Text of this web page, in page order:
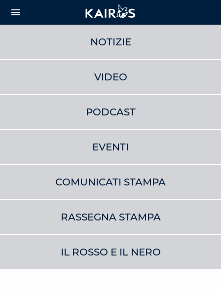
CONTENT
menu
NOTIZIE
VIDEO
PODCAST
EVENTI
COMUNICATI STAMPA
RASSEGNA STAMPA
IL ROSSO E IL NERO